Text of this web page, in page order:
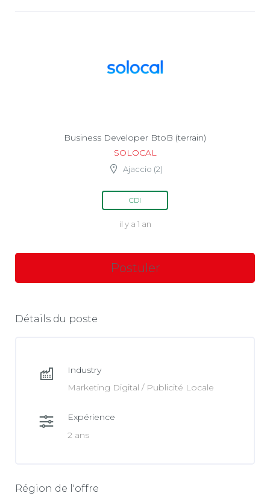
Business Developer BtoB (terrain)
SOLOCAL
Ajaccio (2)
CDI
il y a 1 an
Détails du poste
Industry
Marketing Digital / Publicité Locale
Expérience
2 ans
Région de l'offre